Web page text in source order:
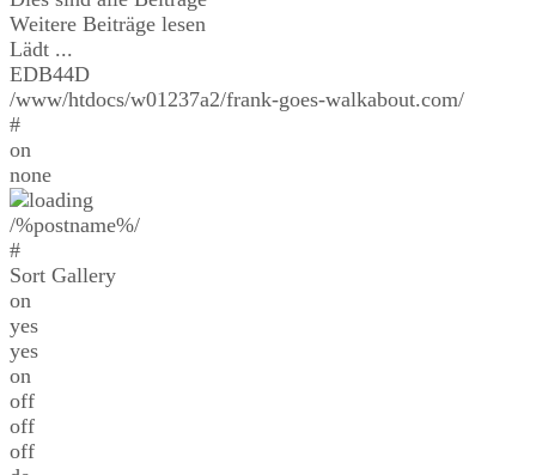
Weitere Beiträge lesen
Lädt ...
EDB44D
/www/htdocs/w01237a2/frank-goes-walkabout.com/
#
on
none
/%postname%/
#
Sort Gallery
on
yes
yes
on
off
off
off